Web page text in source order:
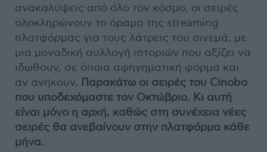
ανακαλύψεις από όλο τον κόσμο, οι σειρές
ολοκληρώνουν το όραμα της streaming
πλατφόρμας για τους λάτρεις του σινεμά, με
μια μοναδική συλλογή ιστοριών που αξίζει να
ιδωθούν, σε όποια αφηγηματική φόρμα και
αν ανήκουν. Παρακάτω οι σειρές του Cinobo
που υποδεχόμαστε τον Οκτώβριο. Κι αυτή
είναι μόνο η αρχή, καθώς στη συνέχεια νέες
σειρές θα ανεβαίνουν στην πλατφόρμα κάθε
μήνα.